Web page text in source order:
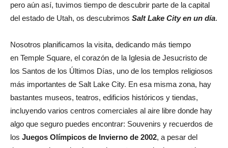
pero aún así, tuvimos tiempo de descubrir parte de la capital
del estado de Utah, os descubrimos Salt Lake City en un día.
Nosotros planificamos la visita, dedicando más tiempo
en Temple Square, el corazón de la Iglesia de Jesucristo de
los Santos de los Últimos Días, uno de los templos religiosos
más importantes de Salt Lake City. En esa misma zona, hay
bastantes museos, teatros, edificios históricos y tiendas,
incluyendo varios centros comerciales al aire libre donde hay
algo que seguro puedes encontrar: Souvenirs y recuerdos de
los Juegos Olímpicos de Invierno de 2002, a pesar del